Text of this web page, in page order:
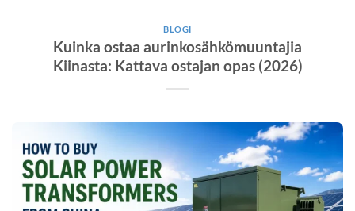
BLOGI
Kuinka ostaa aurinkosähkömuuntajia
Kiinasta: Kattava ostajan opas (2026)